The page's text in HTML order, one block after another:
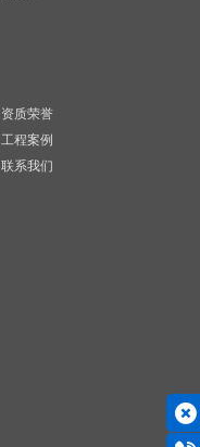
资质荣誉
工程案例
联系我们